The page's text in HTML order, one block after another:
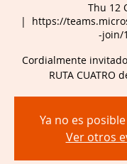
Thu 12
  |
https://
-join/1
Cordialmente
Ya no es
Ver otros